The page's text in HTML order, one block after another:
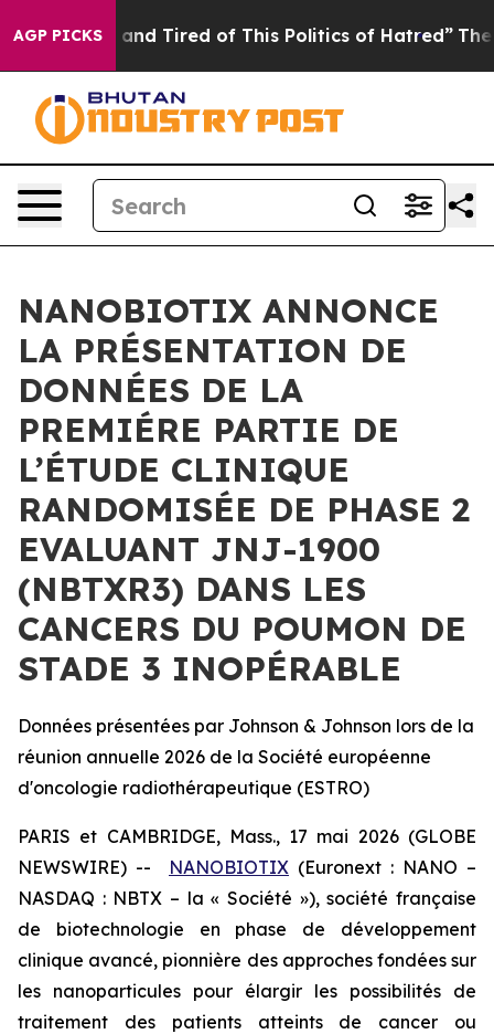
AGP PICKS
and Tired of This Politics of Hatred” The Story
NANOBIOTIX ANNONCE
LA PRÉSENTATION DE
DONNÉES DE LA
PREMIÉRE PARTIE DE
L’ÉTUDE CLINIQUE
RANDOMISÉE DE PHASE 2
EVALUANT JNJ-1900
(NBTXR3) DANS LES
CANCERS DU POUMON DE
STADE 3 INOPÉRABLE
Données présentées par Johnson & Johnson lors de la
réunion annuelle 2026 de la Société européenne
d'oncologie radiothérapeutique (ESTRO)
PARIS et CAMBRIDGE, Mass., 17 mai 2026 (GLOBE
NEWSWIRE) -- NANOBIOTIX (Euronext : NANO –
NASDAQ : NBTX – la « Société »), société française
de biotechnologie en phase de développement
clinique avancé, pionnière des approches fondées sur
les nanoparticules pour élargir les possibilités de
traitement des patients atteints de cancer ou